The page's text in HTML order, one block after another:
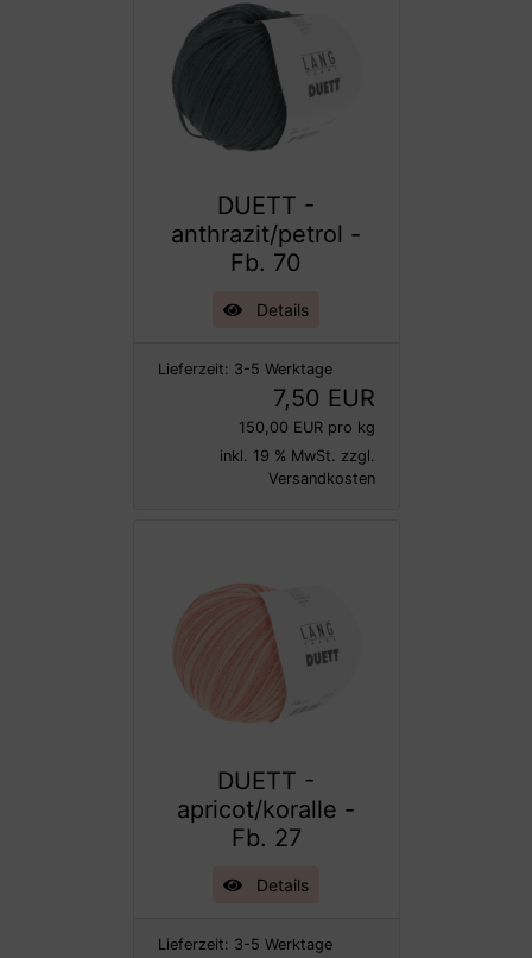
DUETT -
anthrazit/petrol -
Fb. 70
Details
Lieferzeit: 3-5 Werktage
7,50 EUR
150,00 EUR pro kg
inkl. 19 % MwSt. zzgl.
Versandkosten
DUETT -
apricot/koralle -
Fb. 27
Details
Lieferzeit: 3-5 Werktage